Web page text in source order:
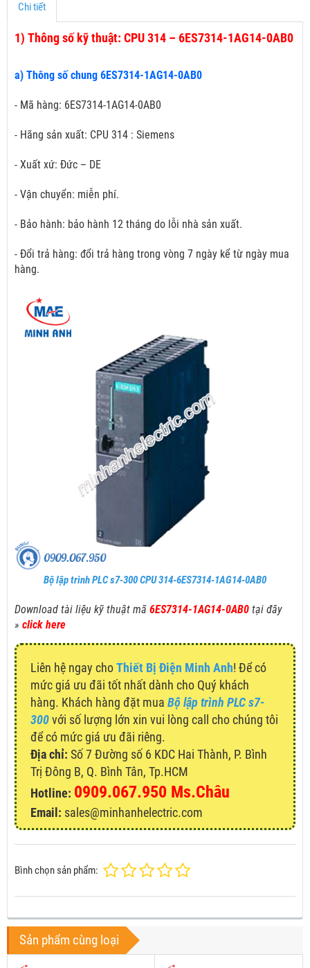
Chi tiết
1) Thông số kỹ thuật: CPU 314 – 6ES7314-1AG14-0AB0
a) Thông số chung 6ES7314-1AG14-0AB0
- Mã hàng: 6ES7314-1AG14-0AB0
- Hãng sản xuất: CPU 314 : Siemens
- Xuất xứ: Đức – DE
- Vận chuyển: miễn phí.
- Bảo hành: bảo hành 12 tháng do lỗi nhà sản xuất.
- Đổi trả hàng: đổi trả hàng trong vòng 7 ngày kể từ ngày mua
hàng.
Bộ lập trình PLC s7-300 CPU 314-6ES7314-1AG14-0AB0
Download tài liệu kỹ thuật mã 6ES7314-1AG14-0AB0 tại đây
» click here
Liên hệ ngay choThiết Bị Điện Minh Anh! Để có
mức giá ưu đãi tốt nhất dành cho Quý khách
hàng. Khách hàng đặt mua Bộ lập trình PLC s7-
300với số lượng lớn xin vui lòng call cho chúng tôi
để có mức giá ưu đãi riêng.
Địa chỉ: Số 7 Đường số 6 KDC Hai Thành, P. Bình
Trị Đông B, Q. Bình Tân, Tp.HCM
Hotline: 0909.067.950 Ms.Châu
Email: sales@minhanhelectric.com
Bình chọn sản phẩm:
Sản phẩm cùng loại